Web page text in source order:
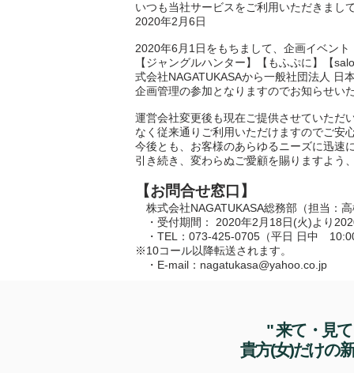
いつも当社サービスをご利用いただきまし
2020年2月6日
2020年6月1日をもちまして、企画イベント
【ジャングルハンター】【もふぷに】【
式会社NAGATUKASAから一般社団法人 日
企画管理の参加となりますのでお知らせい
運営会社変更後も現在ご提供させていただ
なく従来通りご利用いただけますのでご安
今後とも、お客様のあらゆるニーズに迅速
引き続き、変わらぬご愛顧を賜りますよう
【お問合せ窓口】
株式会社NAGATUKASA総務部（担当：
・受付期間： 2020年2月18日(火)より
・TEL：073-425-0705（平日 日中
※10コール以降転送されます。
・E-mail：nagatukasa@yahoo.co.jp
" 来て・見
貴方(女)だけの